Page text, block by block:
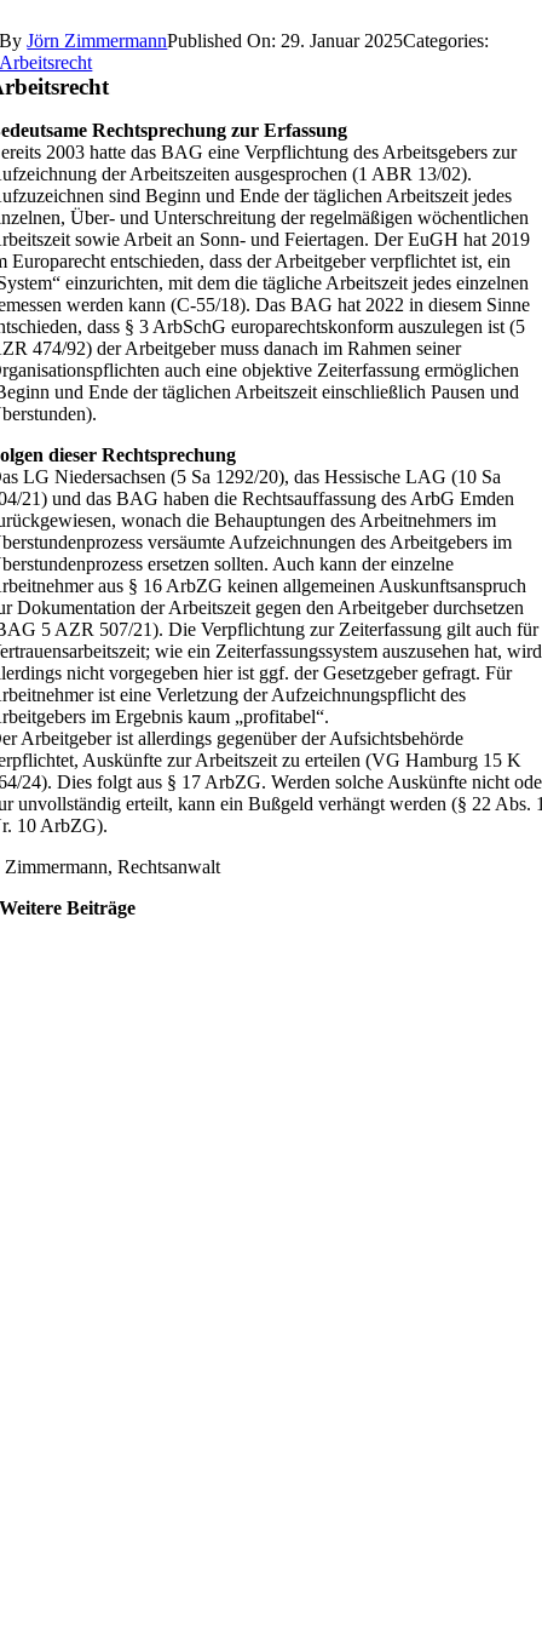
ByJörn ZimmermannPublished On: 29. Januar 2025Categories:
Arbeitsrecht
Rechtsprechung zur Erfassung
2003 hatte das BAG eine Verpflichtung des Arbeitsgebers zur
der Arbeitszeiten ausgesprochen (1 ABR 13/02).
sind Beginn und Ende der täglichen Arbeitszeit jedes
Über- und Unterschreitung der regelmäßigen wöchentlichen
sowie Arbeit an Sonn- und Feiertagen. Der EuGH hat 2019
Europarecht entschieden, dass der Arbeitgeber verpflichtet ist, ein
einzurichten, mit dem die tägliche Arbeitszeit jedes einzelnen
werden kann (C-55/18). Das BAG hat 2022 in diesem Sinne
dass § 3 ArbSchG europarechtskonform auszulegen ist (5
474/92) der Arbeitgeber muss danach im Rahmen seiner
auch eine objektive Zeiterfassung ermöglichen
und Ende der täglichen Arbeitszeit einschließlich Pausen und
dieser Rechtsprechung
LG Niedersachsen (5 Sa 1292/20), das Hessische LAG (10 Sa
21) und das BAG haben die Rechtsauffassung des ArbG Emden
wonach die Behauptungen des Arbeitnehmers im
versäumte Aufzeichnungen des Arbeitgebers im
ersetzen sollten. Auch kann der einzelne
aus § 16 ArbZG keinen allgemeinen Auskunftsanspruch
Dokumentation der Arbeitszeit gegen den Arbeitgeber durchsetzen
5 AZR 507/21). Die Verpflichtung zur Zeiterfassung gilt auch für
wie ein Zeiterfassungssystem auszusehen hat, wird
nicht vorgegeben hier ist ggf. der Gesetzgeber gefragt. Für
ist eine Verletzung der Aufzeichnungspflicht des
im Ergebnis kaum „profitabel“.
Arbeitgeber ist allerdings gegenüber der Aufsichtsbehörde
Auskünfte zur Arbeitszeit zu erteilen (VG Hamburg 15 K
24). Dies folgt aus § 17 ArbZG. Werden solche Auskünfte nicht
unvollständig erteilt, kann ein Bußgeld verhängt werden (§ 22 Abs.
10 ArbZG).
Zimmermann, Rechtsanwalt
Weitere Beiträge